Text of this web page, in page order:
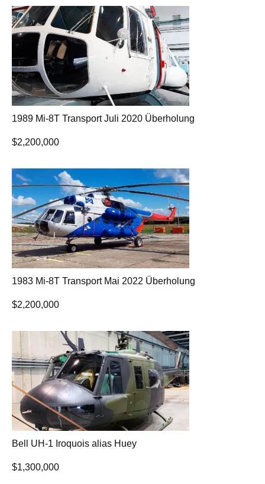
1989 Mi-8T Transport Juli 2020 Überholung
$2,200,000
1983 Mi-8T Transport Mai 2022 Überholung
$2,200,000
Bell UH-1 Iroquois alias Huey
$1,300,000